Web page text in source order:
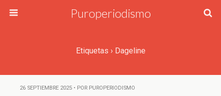
Puroperiodismo
Etiquetas › Dageline
26 SEPTIEMBRE 2025 • POR PUROPERIODISMO